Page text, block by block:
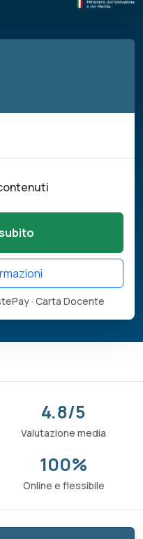
· Carta Docente
4.8/5
Valutazione media
100%
Online e flessibile